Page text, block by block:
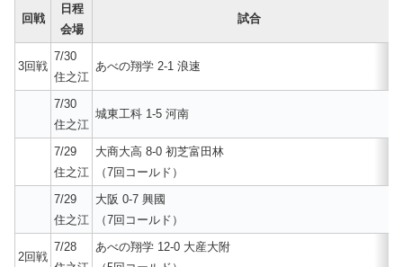
回戦
日程
会場
試合
3回戦
7/30
住之江
あべの翔学 2-1 浪速
7/30
住之江
城東工科 1-5 河南
7/29
住之江
大商大高 8-0 初芝富田林
（7回コールド）
7/29
住之江
大阪 0-7 興國
（7回コールド）
2回戦
7/28
あべの翔学 12-0 大産大附